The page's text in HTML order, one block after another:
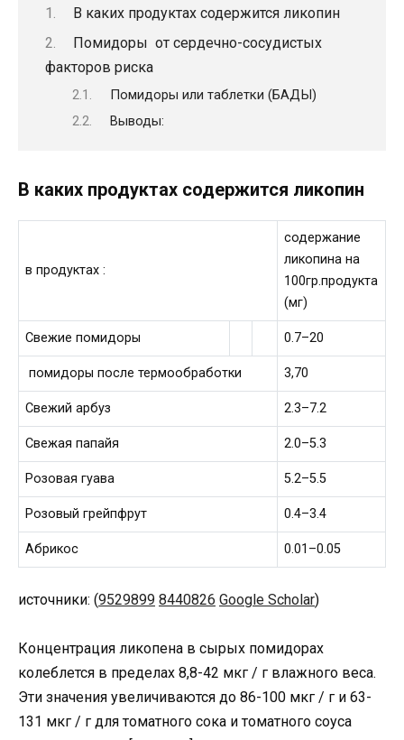
В каких продуктах содержится ликопин
Помидоры от сердечно-сосудистых
факторов риска
Помидоры или таблетки (БАДЫ)
Выводы:
В каких продуктах содержится ликопин
в продуктах :
содержание
ликопина на
100гр.продукта
(мг)
Свежие помидоры 0.7–20
помидоры после термообработки 3,70
Свежий арбуз 2.3–7.2
Свежая папайя 2.0–5.3
Розовая гуава 5.2–5.5
Розовый грейпфрут 0.4–3.4
Абрикос 0.01–0.05
источники: (9529899 8440826 Google Scholar)
Концентрация ликопена в сырых помидорах
колеблется в пределах 8,8-42 мкг / г влажного веса.
Эти значения увеличиваются до 86-100 мкг / г и 63-
131 мкг / г для томатного сока и томатного соуса